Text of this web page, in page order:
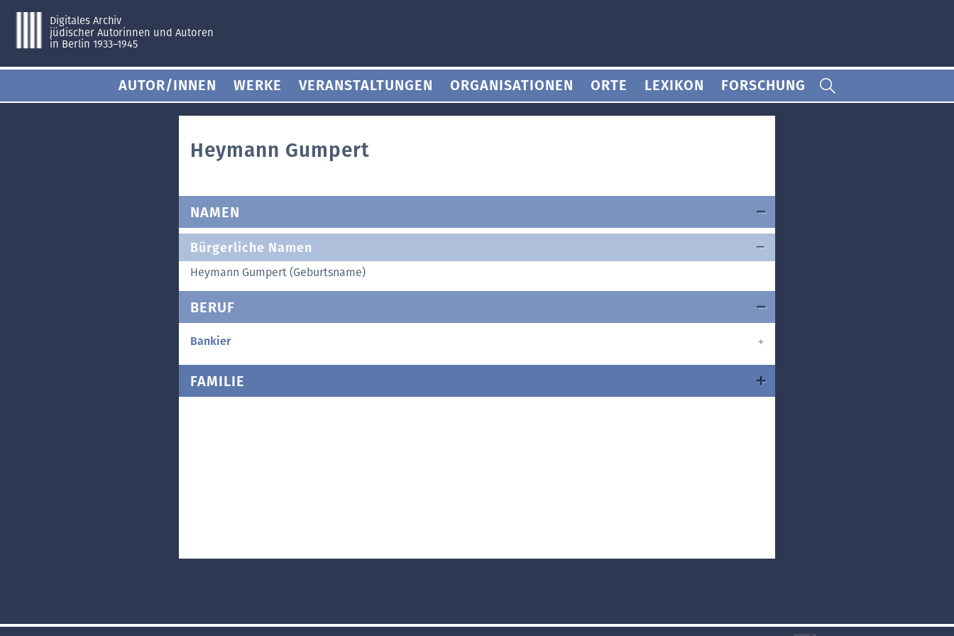
Digitales Archiv
jüdischer Autorinnen und Autoren
in Berlin 1933–1945
AUTOR/INNEN WERKE VERANSTALTUNGEN ORGANISATIONEN ORTE LEXIKON FORSCHUNG
Heymann Gumpert
NAMEN
Bürgerliche Namen
Heymann Gumpert (Geburtsname)
BERUF
Bankier
FAMILIE